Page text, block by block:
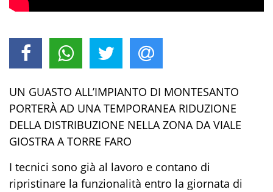
UN GUASTO ALL’IMPIANTO DI MONTESANTO
PORTERÀ AD UNA TEMPORANEA RIDUZIONE
DELLA DISTRIBUZIONE NELLA ZONA DA VIALE
GIOSTRA A TORRE FARO
I tecnici sono già al lavoro e contano di
ripristinare la funzionalità entro la giornata di